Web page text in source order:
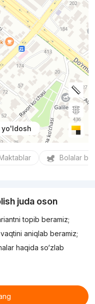
yo'ldosh
Bolalar
juda oson
topib beramiz;
aniqlab beramiz;
haqida so‘zlab